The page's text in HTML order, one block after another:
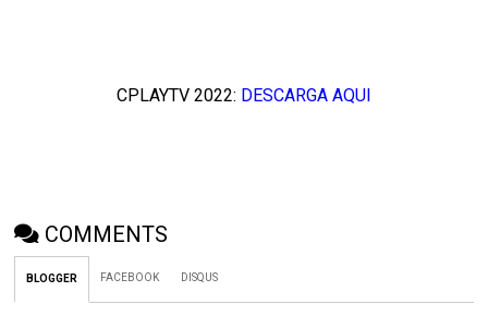
CPLAYTV 2022: DESCARGA AQUI
COMMENTS
BLOGGER FACEBOOK DISQUS